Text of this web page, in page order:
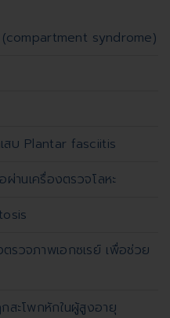
(compartment syndrome)
สบ Plantar fasciitis
ผ่านเครื่องตรวจโลหะ
รวจภาพเอกซเรย์ เพื่อช่วย
สะโพกหักในผู้สูงอายุ